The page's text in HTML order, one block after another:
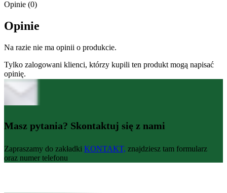
Opinie (0)
Opinie
Na razie nie ma opinii o produkcie.
Tylko zalogowani klienci, którzy kupili ten produkt mogą napisać
opinię.
Masz pytania? Skontaktuj się z nami
Zapraszamy do zakładki KONTAKT, znajdziesz tam formularz
oraz numer telefonu